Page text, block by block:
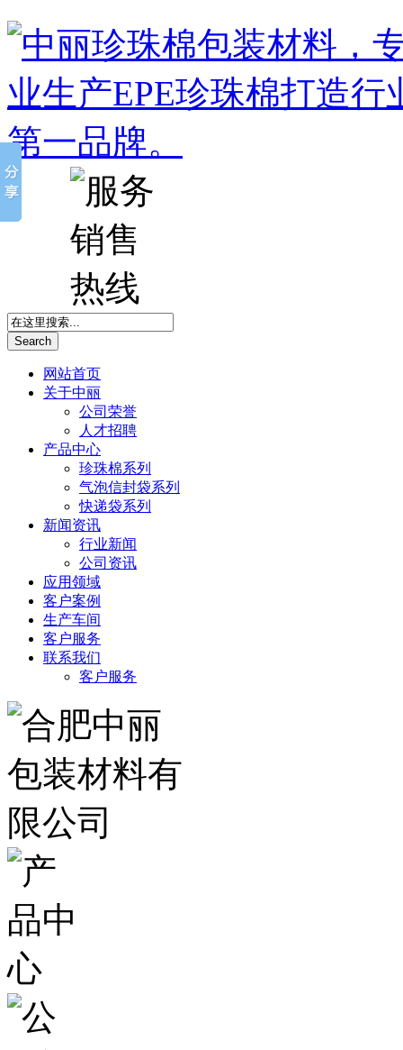
Search
网站首页
关于中丽
公司荣誉
人才招聘
产品中心
珍珠棉系列
气泡信封袋系列
快递袋系列
新闻资讯
行业新闻
公司资讯
应用领域
客户案例
生产车间
客户服务
联系我们
客户服务